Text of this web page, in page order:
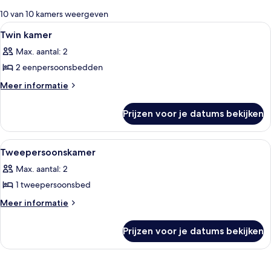
voor
kamers
10 van 10 kamers weergeven
Alle
foto's
voor
Twin
kamer
Een hotelkamer met een bed, een
1
Twin kamer
Max. aantal: 2
2 eenpersoonsbedden
Meer informatie
Meer
kamer
Prijzen voor je datums bekijken
Alle
foto's
voor
Tweepersoonskamer
laden
Een hotelkamer met een bed, een
8
Tweepersoonskamer
Max. aantal: 2
1 tweepersoonsbed
Meer informatie
Meer
Prijzen voor je datums bekijken